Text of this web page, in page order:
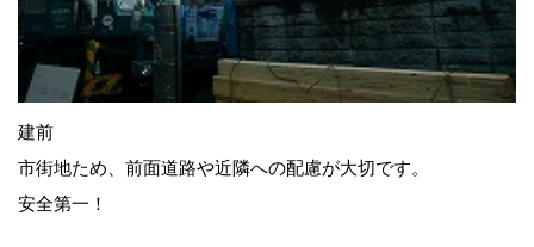
建前
市街地ため、前面道路や近隣への配慮が大切です。
安全第一！